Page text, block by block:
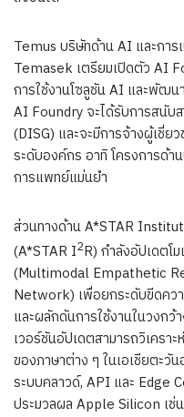
Temus บริษัทด้าน AI และกา
Temasek เตรียมเปิดตัว AI
การใช้งานโซลูชัน AI และพัฒน
AI Foundry จะได้รับการสนั
(DISG) และจะมีการจ้างผู้เชี่
ระดับองค์กร อาทิ โครงการด้า
การแพทย์แม่นยำ
ส่วนทางด้าน A*STAR
(A*STAR I2R) กำลังอัปเดตโ
(Multimodal Empathetic
Network) เพื่อยกระดับขีดคว
และผลักดันการใช้งานในวงกว้
เวอร์ชันอัปเดตสามารถวิเครา
ของภาษาต่าง ๆ ในเอเชียตะวั
ระบบคลาวด์, API และ Edge
ประมวลผล Apple Silicon เช่